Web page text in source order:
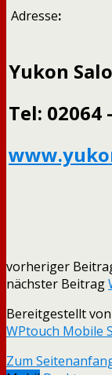
Adresse:
Yukon
Tel: 02064
vorheriger
nächster Beitrag
Bereitgestellt von
WPtouch Mobile
Zum